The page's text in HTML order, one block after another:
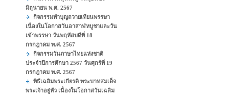
มิถุนายน พ.ศ. 2567
กิจกรรมทำบุญถวายเทียนพรรษา
เนื่องในโอกาสวันอาสาฬหบูชาและวัน
เข้าพรรษา วันพฤหัสบดีที่ 18
กรกฎาคม พ.ศ. 2567
กิจกรรมวันภาษาไทยแห่งชาติ
ประจำปีการศึกษา 2567 วันศุกร์ที่ 19
กรกฎาคม พ.ศ. 2567
พิธีเฉลิมพระเกียรติ พระบาทสมเด็จ
พระเจ้าอยู่หัว เนื่องในโอกาสวันเฉลิม